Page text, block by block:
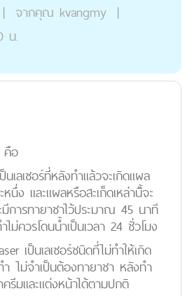
| จากคุณ kvangmy |
น.
คือ
เลเซอร์ที่หลังทำแล้วจะเกิดแผล
หนึ่ง และแผลหรือสะเก็ดเหล่านี้้จะ
การทายาชาไว้ประมาณ 45 นาที
ม่ควรโดนน้ำเป็นเวลา 24 ชั่วโมง
เป็นเลเซอร์ชนิดที่ไม่ทำให้เกิด
ำ ไม่จำเป็นต้องทายาชา หลังทำ
รีมและแต่งหน้าได้ตามปกติ